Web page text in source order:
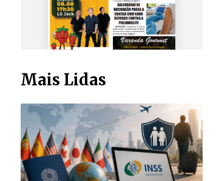
Mais Lidas